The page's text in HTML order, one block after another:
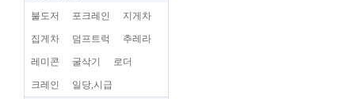
불도저 포크레인 지게차
집게차 덤프트럭 추레라
레미콘 굴삭기 로더
크레인 일당,시급